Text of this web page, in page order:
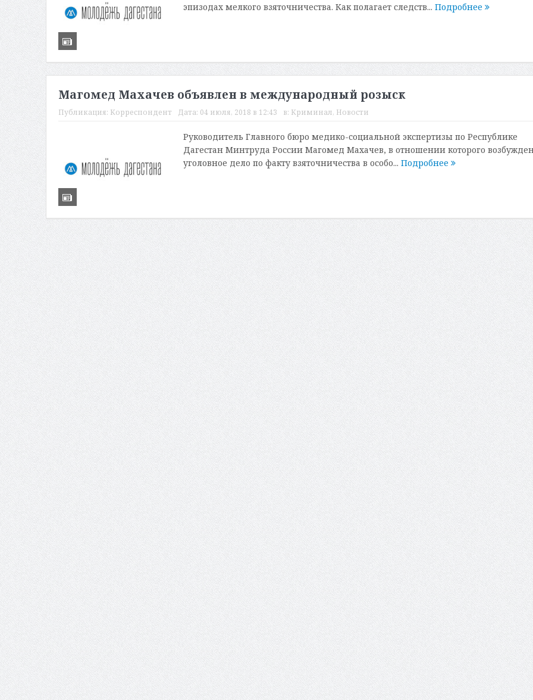
эпизодах мелкого взяточничества. Как полагает следств... Подробнее
Магомед Махачев объявлен в международный розыск
Публикация: Корреспондент Дата: 04 июля, 2018 в 12:43 в: Криминал, Новости
Руководитель Главного бюро медико-социальной экспертизы по Республике
Дагестан Минтруда России Магомед Махачев, в отношении которого
уголовное дело по факту взяточничества в особо... Подробнее